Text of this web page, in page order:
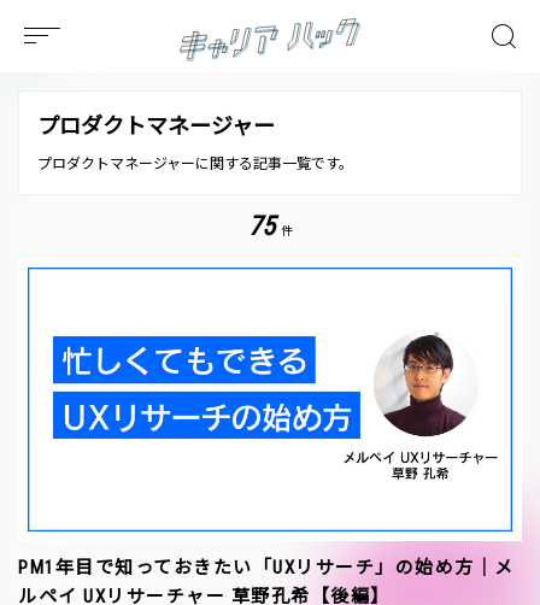
プロダクトマネージャー
プロダクトマネージャーに関する記事一覧です。
75 件
PM1年目で知っておきたい「UXリサーチ」の始め方｜メ
ルペイ UXリサーチャー 草野孔希【後編】